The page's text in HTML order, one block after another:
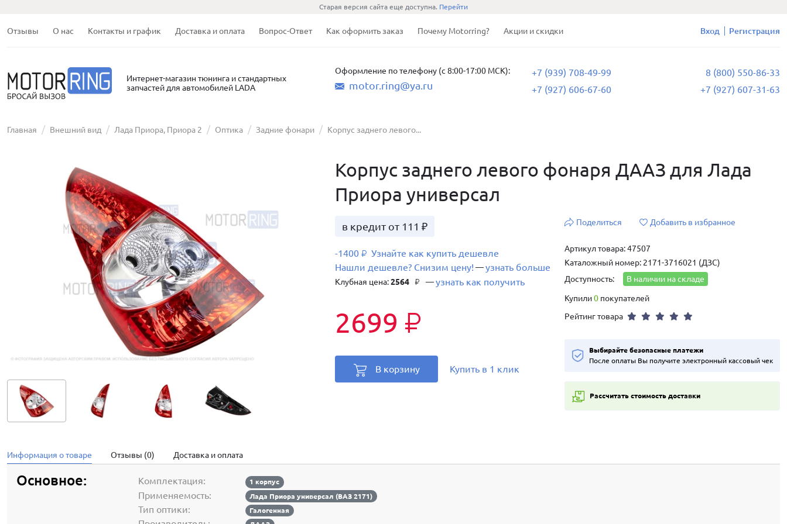
Старая версия сайта еще доступна. Перейти
Отзывы О нас Контакты и график Доставка и оплата Вопрос-Ответ Как оформить заказ Почему Motorring? Акции и скидки Вход Регистрация
Интернет-магазин тюнинга и стандартных
запчастей для автомобилей LADA
Оформление по телефону (с 8:00-17:00 МСК):
motor.ring@ya.ru
+7 (939) 708-49-99
+7 (927) 606-67-60
8 (800) 550-86-33
+7 (927) 607-31-63
Главная Внешний вид Лада Приора, Приора 2 Оптика Задние фонари Корпус заднего левого...
Корпус заднего левого фонаря ДААЗ для Лада
Приора универсал
в кредит от 111 ₽
-1400 ₽ Узнайте как купить дешевле
Нашли дешевле? Снизим цену! —узнать больше
Клубная цена:2564 ₽ —узнать как получить
2699 ₽
В корзину Купить в 1 клик
Поделиться Добавить в избранное
Артикул товара: 47507
Каталожный номер: 2171-3716021 (ДЗС)
Доступность:
В наличии на складе
Купили0 покупателей
Рейтинг товара
Выбирайте безопасные платежи
После оплаты Вы получите электронный кассовый чек
Рассчитать стоимость доставки
Информация о товаре Отзывы (0) Доставка и оплата
Основное: Комплектация: 1 корпус
Применяемость: Лада Приора универсал (ВАЗ 2171)
Тип оптики: Галогенная